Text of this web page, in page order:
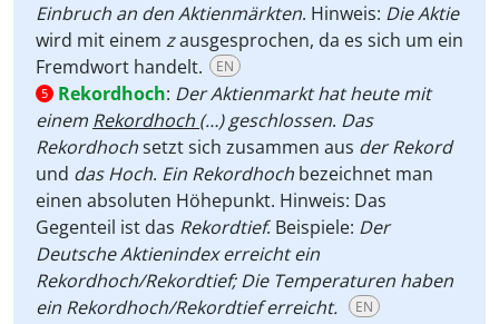
Einbruch an den Aktienmärkten. Hinweis: Die Aktie
wird mit einem zausgesprochen, da es sich um ein
Fremdwort handelt.
EN
5 Rekordhoch: Der Aktienmarkt hat heute mit
einem Rekordhoch (…) geschlossen. Das
Rekordhochsetzt sich zusammen aus der Rekord
und das Hoch. Ein Rekordhoch bezeichnet man
einen absoluten Höhepunkt. Hinweis: Das
Gegenteil ist das Rekordtief. Beispiele: Der
Deutsche Aktienindex erreicht ein
Rekordhoch/Rekordtief; Die Temperaturen haben
ein Rekordhoch/Rekordtief erreicht.
EN